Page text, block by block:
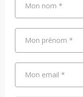
Mon nom *
Mon prénom *
Mon email *